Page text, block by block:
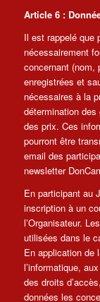
Article 6 :
Il est rappelé que
nécessairement
concernant (nom,
enregistrées et
nécessaires à la
détermination des
des prix. Ces
pourront être
email des
newsletter
En participant au
inscription à un
l’Organisateur.
utilisées dans le
En application de
l’informatique,
des droits
données les